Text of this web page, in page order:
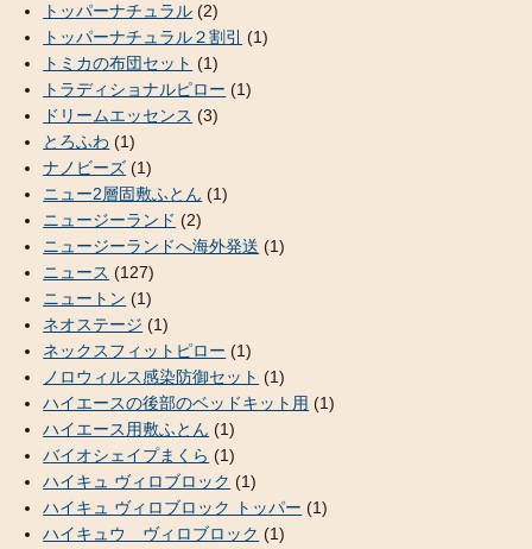
トッパーナチュラル (2)
トッパーナチュラル２割引
(1)
トミカの布団セット (1)
トラディショナルピロー (1)
ドリームエッセンス (3)
とろふわ (1)
ナノビーズ (1)
ニュー2層固敷ふとん (1)
ニュージーランド (2)
ニュージーランドへ海外発送 (1)
ニュース (127)
ニュートン (1)
ネオステージ (1)
ネックスフィットピロー (1)
ノロウィルス感染防御セット (1)
ハイエースの後部のベッドキット用 (1)
ハイエース用敷ふとん (1)
バイオシェイプまくら (1)
ハイキュ ヴィロブロック (1)
ハイキュ ヴィロブロック トッパー (1)
ハイキュウ ヴィロブロック (1)